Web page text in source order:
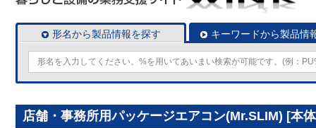
形名から製品情報を探す キーワードから製品情
店舗・事務所用パッケージエアコン(Mr.SLIM) [本